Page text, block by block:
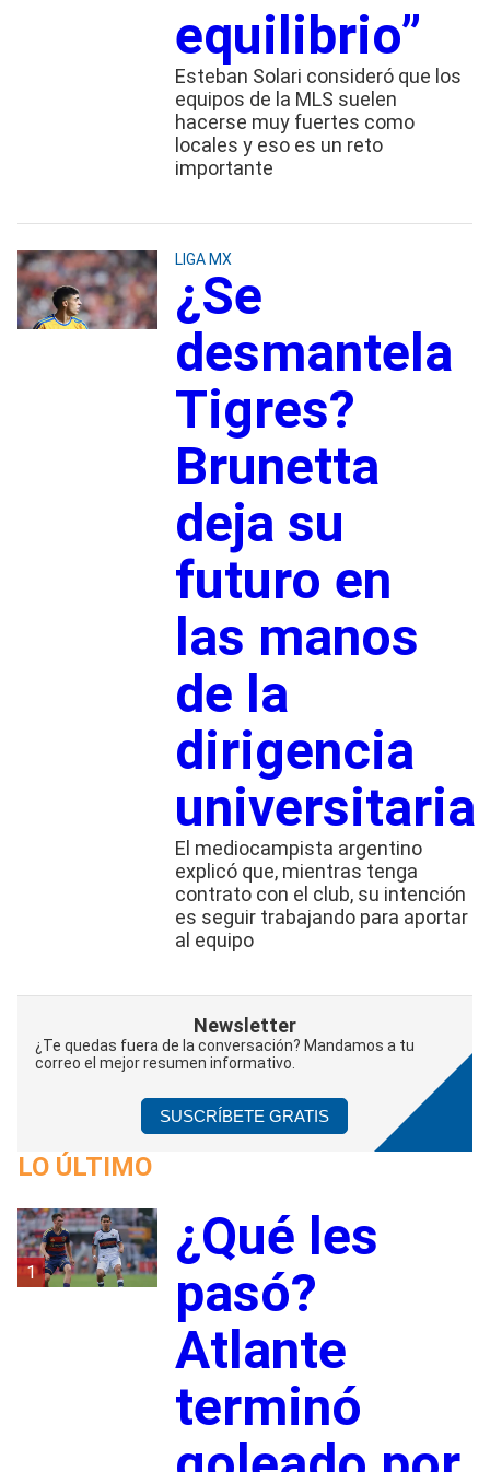
equilibrio”
Esteban Solari consideró que los
equipos de la MLS suelen
hacerse muy fuertes como
locales y eso es un reto
importante
LIGA MX
¿Se
desmantela
Tigres?
Brunetta
deja su
futuro en
las manos
de la
dirigencia
universitaria
El mediocampista argentino
explicó que, mientras tenga
contrato con el club, su intención
es seguir trabajando para aportar
al equipo
Newsletter
¿Te quedas fuera de la conversación? Mandamos a tu
correo el mejor resumen informativo.
SUSCRÍBETE GRATIS
LO ÚLTIMO
1
¿Qué les
pasó?
Atlante
terminó